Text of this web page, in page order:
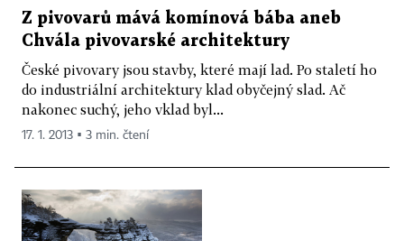
Z pivovarů mává komínová bába aneb
Chvála pivovarské architektury
České pivovary jsou stavby, které mají lad. Po staletí ho
do industriální architektury klad obyčejný slad. Ač
nakonec suchý, jeho vklad byl...
17. 1. 2013 ▪ 3 min. čtení